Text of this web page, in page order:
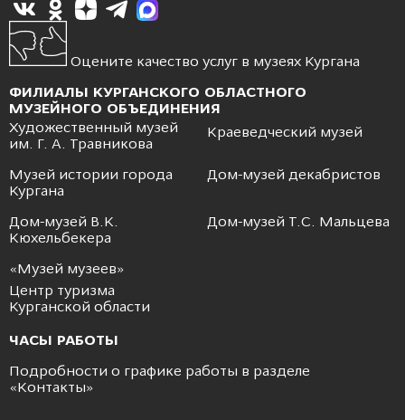
Оцените качество услуг в музеях Кургана
ФИЛИАЛЫ КУРГАНСКОГО ОБЛАСТНОГО
МУЗЕЙНОГО ОБЪЕДИНЕНИЯ
Художественный музей
им. Г. А. Травникова
Краеведческий музей
Музей истории города
Кургана
Дом-музей декабристов
Дом-музей В.К.
Кюхельбекера
Дом-музей Т.С. Мальцева
«Музей музеев»
Центр туризма
Курганской области
ЧАСЫ РАБОТЫ
Подробности о графике работы в разделе
« Контакты»